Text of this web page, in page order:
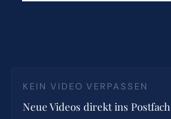
KEIN VIDEO VERPASSEN
Neue Videos direkt ins Postfach